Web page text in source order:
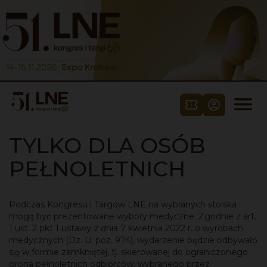
  
TYLKO DLA OSÓB
PEŁNOLETNICH
Podczas Kongresu i Targów LNE na wybranych stoiska
mogą być prezentowane wybory medyczne. Zgodnie z art.
1 ust. 2 pkt 1 ustawy z dnia 7 kwietnia 2022 r. o wyrobach
medycznych (Dz. U. poz. 974), wydarzenie będzie odbywało
się w formie zamkniętej, tj. skierowanej do ograniczonego
grona pełnoletnich odbiorców, wybranego przez